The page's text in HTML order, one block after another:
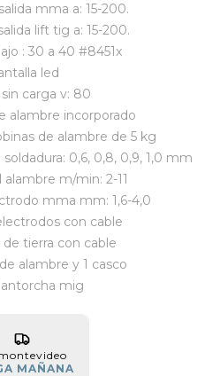
mma a: 15-200.
lift tig a: 15-200.
: 30 a 40 #8451x
led
carga v: 80
alambre incorporado
de alambre de 5 kg
0,6, 0,8, 0,9, 1,0 mm
m/min: 2-11
mma mm: 1,6-4,0
con cable
de tierra con cable
alambre y 1 casco
antorcha mig
MAÑANA